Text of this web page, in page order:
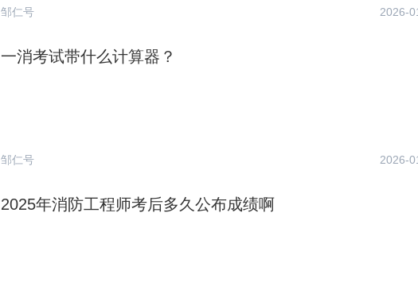
邹仁号 2026-
一消考试带什么计算器？
邹仁号 2026-
2025年消防工程师考后多久公布成绩啊